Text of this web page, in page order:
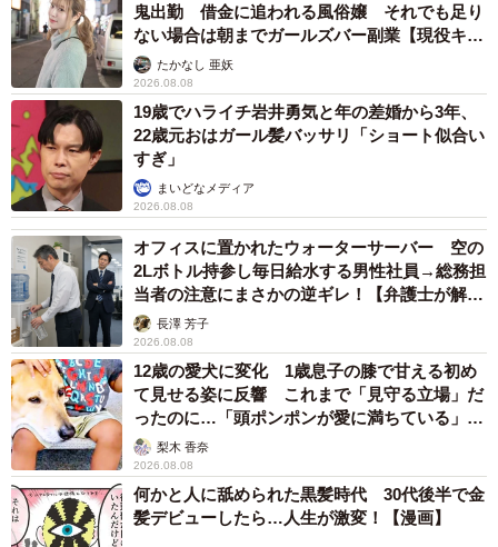
鬼出勤 借金に追われる風俗嬢 それでも足り
ない場合は朝までガールズバー副業【現役キャ
ストに取材】
たかなし 亜妖
2026.08.08
19歳でハライチ岩井勇気と年の差婚から3年、
22歳元おはガール髪バッサリ「ショート似合い
すぎ」
まいどなメディア
2026.08.08
オフィスに置かれたウォーターサーバー 空の
2Lボトル持参し毎日給水する男性社員→総務担
当者の注意にまさかの逆ギレ！【弁護士が解
説】長澤 芳子
2026.08.08
12歳の愛犬に変化 1歳息子の膝で甘える初め
て見せる姿に反響 これまで「見守る立場」だ
ったのに…「頭ポンポンが愛に満ちている」
「尊…」
梨木 香奈
2026.08.08
何かと人に舐められた黒髪時代 30代後半で金
髪デビューしたら…人生が激変！【漫画】